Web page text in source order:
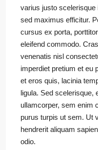
varius justo
sed maximus efficitur.
cursus ex porta,
eleifend commodo.
venenatis nisl
imperdiet pretium et eu
et eros quis, lacinia
ligula. Sed scelerisque,
ullamcorper, sem enim
purus turpis ut sem. Ut
hendrerit aliquam
odio.